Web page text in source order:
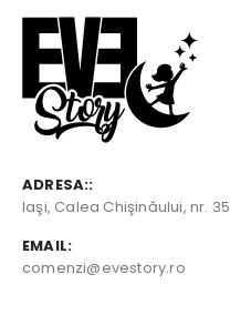
ADRESA::
Iaşi, Calea Chişinăului, nr. 35
EMAIL:
comenzi@evestory.ro